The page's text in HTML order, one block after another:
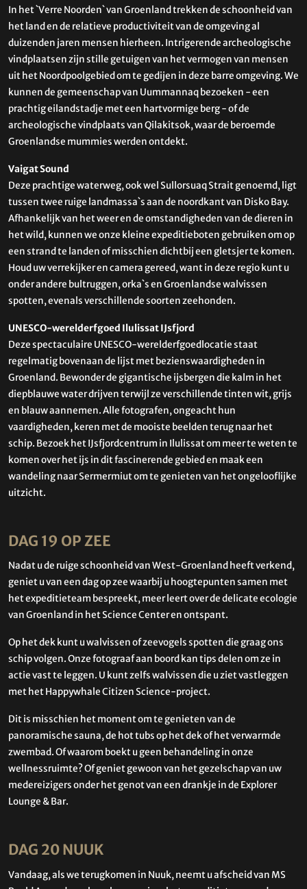
In het `Verre Noorden` van Groenland trekken de schoonheid van
het land en de relatieve productiviteit van de omgeving al
duizenden jaren mensen hierheen. Intrigerende archeologische
vindplaatsen zijn stille getuigen van het vermogen van mensen
uit het Noordpoolgebied om te gedijen in deze barre omgeving. We
kunnen de gemeenschap van Uummannaq bezoeken - een
prachtig eilandstadje met een hartvormige berg - of de
archeologische vindplaats van Qilakitsok, waar de beroemde
Groenlandse mummies werden ontdekt. ​​
Vaigat Sound
Deze prachtige waterweg, ook wel Sullorsuaq Strait genoemd, ligt
tussen twee ruige landmassa`s aan de noordkant van Disko Bay.
Afhankelijk van het weer en de omstandigheden van de dieren in
het wild, kunnen we onze kleine expeditieboten gebruiken om op
een strand te landen of misschien dichtbij een gletsjer te komen.
Houd uw verrekijker en camera gereed, want in deze regio kunt u
onder andere bultruggen, orka`s en Groenlandse walvissen
spotten, evenals verschillende soorten zeehonden.
UNESCO-werelderfgoed Ilulissat IJsfjord
Deze spectaculaire UNESCO-werelderfgoedlocatie staat
regelmatig bovenaan de lijst met bezienswaardigheden in
Groenland. Bewonder de gigantische ijsbergen die kalm in het
diepblauwe water drijven terwijl ze verschillende tinten wit, grijs
en blauw aannemen. Alle fotografen, ongeacht hun
vaardigheden, keren met de mooiste beelden terug naar het
schip. Bezoek het IJsfjordcentrum in Ilulissat om meer te weten te
komen over het ijs in dit fascinerende gebied en maak een
wandeling naar Sermermiut om te genieten van het ongelooflijke
uitzicht.
DAG 19 OP ZEE
Nadat u de ruige schoonheid van West-Groenland heeft verkend,
geniet u van een dag op zee waarbij u hoogtepunten samen met
het expeditieteam bespreekt, meer leert over de delicate ecologie
van Groenland in het Science Center en ontspant.
Op het dek kunt u walvissen of zeevogels spotten die graag ons
schip volgen. Onze fotograaf aan boord kan tips delen om ze in
actie vast te leggen. U kunt zelfs walvissen die u ziet vastleggen
met het Happywhale Citizen Science-project.
Dit is misschien het moment om te genieten van de
panoramische sauna, de hot tubs op het dek of het verwarmde
zwembad. Of waarom boekt u geen behandeling in onze
wellnessruimte? Of geniet gewoon van het gezelschap van uw
medereizigers onder het genot van een drankje in de Explorer
Lounge & Bar.
DAG 20 NUUK
Vandaag, als we terugkomen in Nuuk, neemt u afscheid van MS